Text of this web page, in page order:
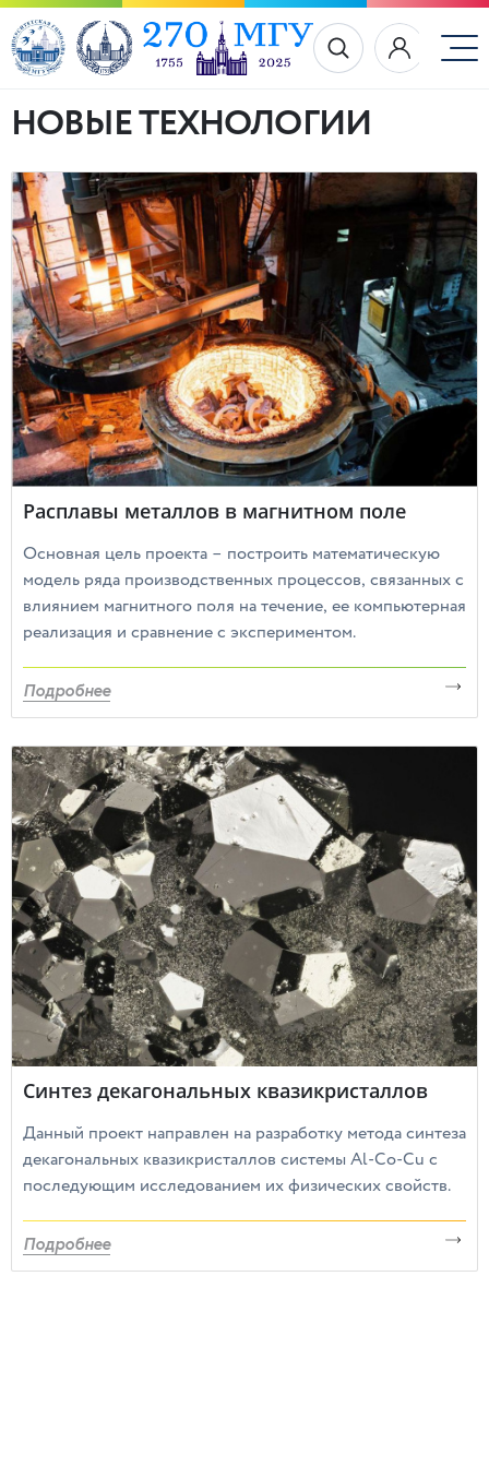
НОВЫЕ ТЕХНОЛОГИИ
Расплавы металлов в магнитном поле
Основная цель проекта – построить математическую
модель ряда производственных процессов, связанных с
влиянием магнитного поля на течение, ее компьютерная
реализация и сравнение с экспериментом.
Подробнее
Синтез декагональных квазикристаллов
Данный проект направлен на разработку метода синтеза
декагональных квазикристаллов системы Al-Co-Cu с
последующим исследованием их физических свойств.
Подробнее